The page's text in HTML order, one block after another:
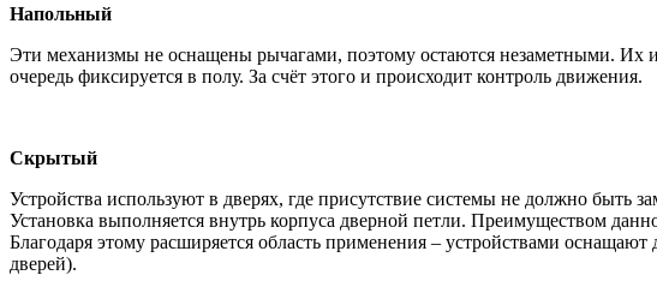
Напольный
Эти механизмы не оснащены рычагами, поэтому остаются незаметными. Их
очередь фиксируется в полу. За счёт этого и происходит контроль движения.
Скрытый
Устройства используют в дверях, где присутствие системы не должно
Установка выполняется внутрь корпуса дверной петли. Преимуществом
Благодаря этому расширяется область применения – устройствами
дверей).